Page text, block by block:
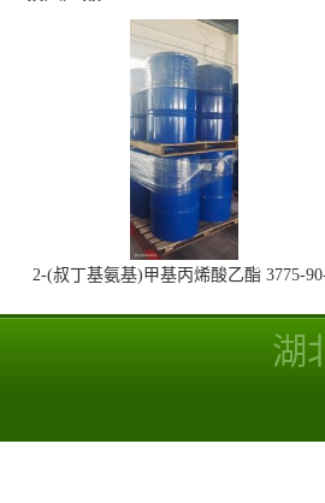
2-(叔丁基氨基)甲基丙烯酸乙酯 3775-
湖